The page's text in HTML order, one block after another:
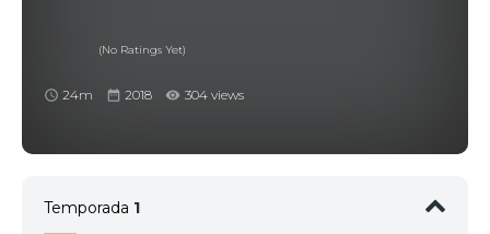
(No Ratings Yet)
24m 2018 304 views
Temporada 1